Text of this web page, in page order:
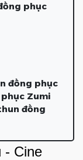
phục
đồng phục
Zumi
đồng
- Cine